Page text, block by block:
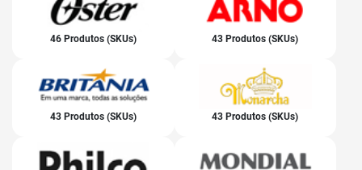
46 Produtos (SKUs) 43 Produtos (SKUs)
43 Produtos (SKUs) 43 Produtos (SKUs)